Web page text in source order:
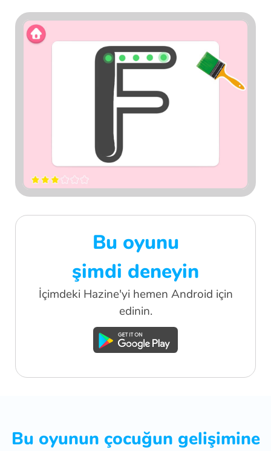
Bu oyunu
şimdi deneyin
İçimdeki Hazine'yi hemen Android için
edinin.
Bu oyunun çocuğun gelişimine